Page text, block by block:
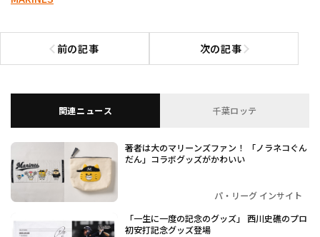
前の記事
前の記事へ 次の記事次の記事へ
関連ニュース 千葉ロッテ
著者は大のマリーンズファン！ 「ノラネコぐん
だん」コラボグッズがかわいい
パ・リーグ インサイト
「一生に一度の記念のグッズ」 西川史礁のプロ
初安打記念グッズ登場